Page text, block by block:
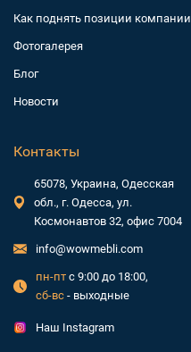
Как поднять позиции компании
Фотогалерея
Блог
Новости
Контакты
65078, Украина, Одесская
обл., г. Одесса, ул.
Космонавтов 32, офис 7004
info@wowmebli.com
пн-пт с 9:00 до 18:00,
сб-вс - выходные
Наш Instagram